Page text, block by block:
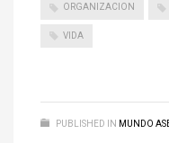
ORGANIZACION
VIDA
PUBLISHED IN MUNDO